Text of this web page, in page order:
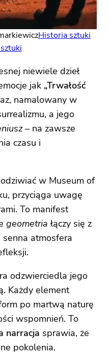
Historia sztuki
niewiele dzieł
jak „Trwałość
namalowany w
a jego
– na zawsze
czasu i
w Museum of
przyciąga uwagę
To manifest
geometria łączy się z
senna atmosfera
odzwierciedla jego
Każdy element
po martwą naturę
wspomnień. To
narracja sprawia, że
pokolenia.